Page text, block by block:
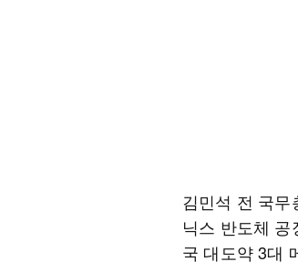
김민석 전 국
닉스 반도체 공
국 대도약 3대